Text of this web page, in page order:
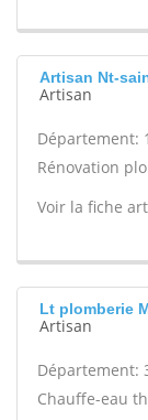
Artisan Nt-
Artisan
Département:
Rénovation
Voir la fiche
Lt plomberie
Artisan
Département:
Chauffe-eau